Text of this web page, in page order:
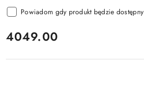
Powiadom gdy produkt będzie dostępny
cena:
4049.00